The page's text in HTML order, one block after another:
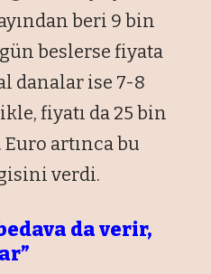
beri 9 bin
beslerse fiyata
danalar ise 7-8
fiyatı da 25 bin
artınca bu
verdi.
da verir,